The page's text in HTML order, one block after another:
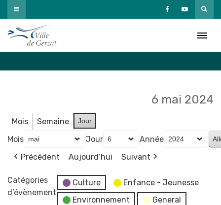
Passer
au
contenu
6 mai 2024
Mois Semaine Jour
Mois Jour
Année
Précédent
Aujourd’hui Suivant
Catégories
d’évènement
Culture
Enfance - Jeunesse
Environnement
General